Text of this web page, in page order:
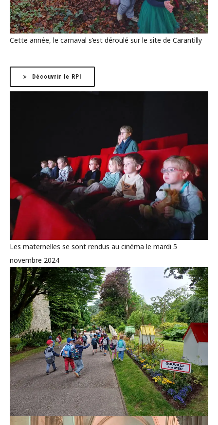
Cette année, le carnaval s’est déroulé sur le site de Carantilly
Découvrir le RPI
Les maternelles se sont rendus au cinéma le mardi 5
novembre 2024